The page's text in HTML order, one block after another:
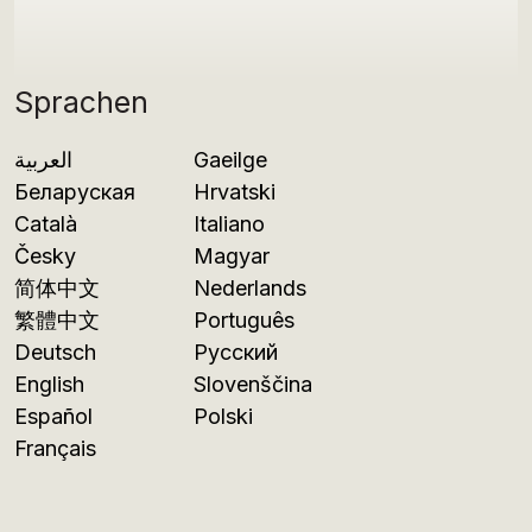
Sprachen
العربية
Беларуская
Català
Česky
简体中文
繁體中文
Deutsch
English
Español
Français
Gaeilge
Hrvatski
Italiano
Magyar
Nederlands
Português
Русский
Slovenščina
Polski